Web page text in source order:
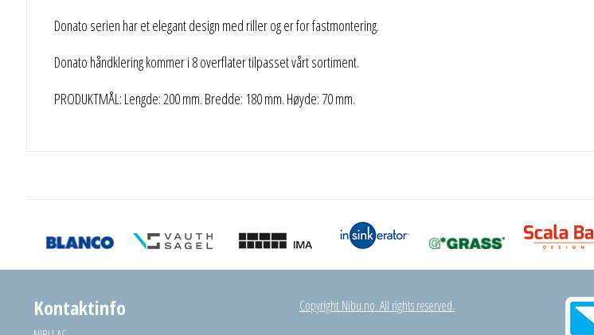
Donato serien har et elegant design med riller og er for fastmontering.
Donato håndklering kommer i 8 overflater tilpasset vårt sortiment.
PRODUKTMÅL: Lengde: 200 mm. Bredde: 180 mm. Høyde: 70 mm.
Kontaktinfo Copyright Nibu.no. All rights reserved.